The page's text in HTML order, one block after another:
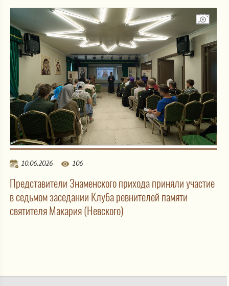
10.06.2026 106
Представители Знаменского прихода приняли участие
в седьмом заседании Клуба ревнителей памяти
святителя Макария (Невского)